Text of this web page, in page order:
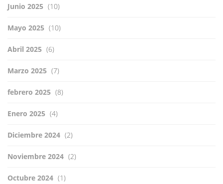
Junio 2025 (10)
Mayo 2025 (10)
Abril 2025 (6)
Marzo 2025 (7)
febrero 2025 (8)
Enero 2025 (4)
Diciembre 2024 (2)
Noviembre 2024 (2)
Octubre 2024 (1)